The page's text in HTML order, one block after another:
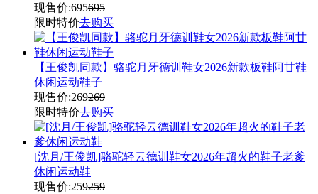
现售价:695695
限时特价去购买
【王俊凯同款】骆驼月牙德训鞋女2026新款板鞋阿甘鞋
休闲运动鞋子
现售价:269269
限时特价去购买
[沈月/王俊凯]骆驼轻云德训鞋女2026年超火的鞋子老爹
休闲运动鞋
现售价:259259